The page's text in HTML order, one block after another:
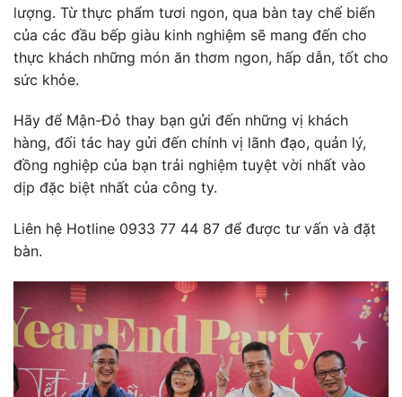
lượng. Từ thực phẩm tươi ngon, qua bàn tay chế biến
của các đầu bếp giàu kinh nghiệm sẽ mang đến cho
thực khách những món ăn thơm ngon, hấp dẫn, tốt cho
sức khỏe.
Hãy để Mận-Đỏ thay bạn gửi đến những vị khách
hàng, đối tác hay gửi đến chính vị lãnh đạo, quản lý,
đồng nghiệp của bạn trải nghiệm tuyệt vời nhất vào
dịp đặc biệt nhất của công ty.
Liên hệ Hotline 0933 77 44 87 để được tư vấn và đặt
bàn.